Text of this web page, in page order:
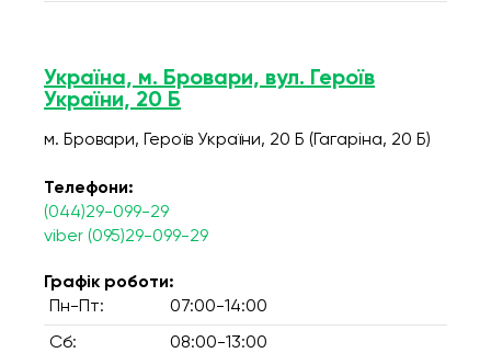
Україна, м. Бровари, вул. Героїв
України, 20 Б
м. Бровари, Героїв України, 20 Б (Гагаріна, 20 Б)
Телефони:
(044)29-099-29
viber (095)29-099-29
Графік роботи:
Пн-Пт:
07:00-14:00
Сб: 08:00-13:00